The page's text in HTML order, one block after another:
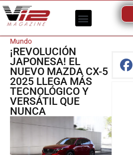
Mundo
¡REVOLUCIÓN
JAPONESA! EL
NUEVO MAZDA CX-5
2025 LLEGA MÁS
TECNOLÓGICO Y
VERSÁTIL QUE
NUNCA